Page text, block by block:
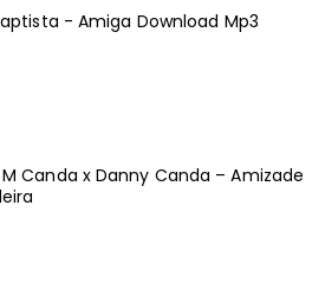
- Amiga Download Mp3
Canda x Danny Canda – Amizade